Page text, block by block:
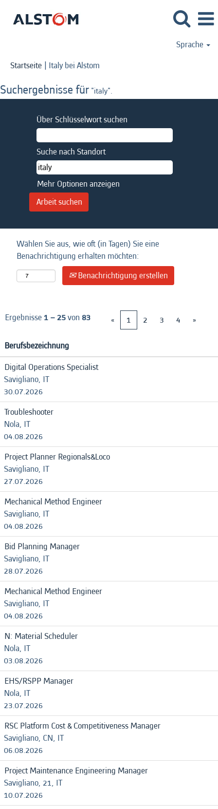
Sprache
Startseite | Italy bei Alstom
Suchergebnisse für "italy".
Über Schlüsselwort suchen
Suche nach Standort
Mehr Optionen anzeigen
Wählen Sie aus, wie oft (in Tagen) Sie eine
Benachrichtigung erhalten möchten:
Benachrichtigung erstellen
Ergebnisse1 – 25von 83 « 1 2 3 4 »
Berufsbezeichnung
Digital Operations Specialist
Savigliano, IT
30.07.2026
Troubleshooter
Nola, IT
04.08.2026
Project Planner Regionals&Loco
Savigliano, IT
27.07.2026
Mechanical Method Engineer
Savigliano, IT
04.08.2026
Bid Planning Manager
Savigliano, IT
28.07.2026
Mechanical Method Engineer
Savigliano, IT
04.08.2026
N: Material Scheduler
Nola, IT
03.08.2026
EHS/RSPP Manager
Nola, IT
23.07.2026
RSC Platform Cost & Competitiveness Manager
Savigliano, CN, IT
06.08.2026
Project Maintenance Engineering Manager
Savigliano, 21, IT
10.07.2026